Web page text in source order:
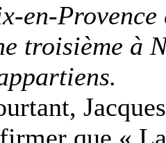
en-
troisième à